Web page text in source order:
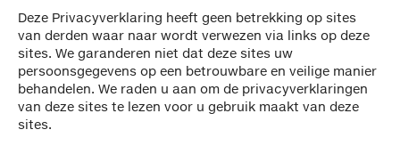
Deze Privacyverklaring heeft geen betrekking op sites
van derden waar naar wordt verwezen via links op deze
sites. We garanderen niet dat deze sites uw
persoonsgegevens op een betrouwbare en veilige manier
behandelen. We raden u aan om de privacyverklaringen
van deze sites te lezen voor u gebruik maakt van deze
sites.